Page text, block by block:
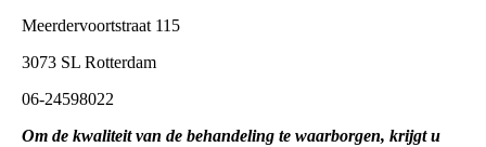
Meerdervoortstraat 115
3073 SL Rotterdam
06-24598022
Om de kwaliteit van de behandeling te waarborgen, krijgt u